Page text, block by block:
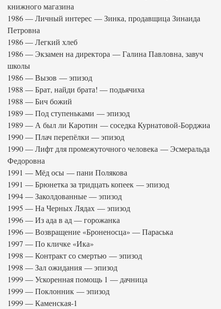
книжного магазина
1986 — Личный интерес — Зинка, продавщица Зинаида
Петровна
1986 — Легкий хлеб
1986 — Экзамен на директора — Галина Павловна, завуч
школы
1986 — Вызов — эпизод
1988 — Брат, найди брата! — подьячиха
1988 — Бич божий
1989 — Под ступеньками — эпизод
1989 — А был ли Каротин — соседка Курнатовой-Борджиа
1990 — Плач перепёлки — эпизод
1990 — Лифт для промежуточного человека — Эсмеральда
Федоровна
1991 — Мёд осы — пани Полякова
1991 — Брюнетка за тридцать копеек — эпизод
1994 — Заколдованные — эпизод
1995 — На Черных Лядах — эпизод
1996 — Из ада в ад — горожанка
1996 — Возвращение «Броненосца» — Параська
1997 — По кличке «Ика»
1998 — Контракт со смертью — эпизод
1998 — Зал ожидания — эпизод
1999 — Ускоренная помощь 1 — дачница
1999 — Поклонник — эпизод
1999 — Каменская-1